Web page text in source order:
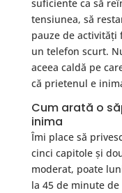
suficiente ca să
tensiunea, să
pauze de
un telefon scurt.
aceea caldă pe
că prietenul e
Cum arată o
inima
Îmi place să
cinci capitole și
moderat, poate
la 45 de minute